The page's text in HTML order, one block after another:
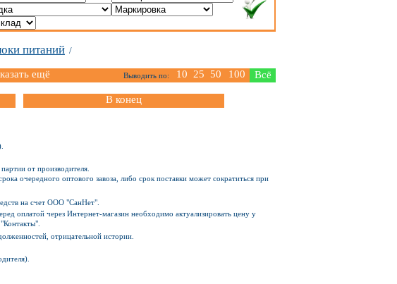
питаний /
ещё Выводить по: 10 25 50 100 Всё
В конец
от производителя.
очередного оптового завоза, либо срок поставки может сократиться при
на счет ООО "СанНет".
оплатой через Интернет-магазин необходимо актуализировать цену у
отрицательной истории.